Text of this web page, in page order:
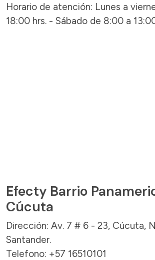
Horario de atención: Lunes a
18:00 hrs. - Sábado de 8:00 a
Efecty Barrio
Cúcuta
Dirección: Av. 7 # 6 - 23, Cúcuta,
Santander.
Telefono: +57 16510101